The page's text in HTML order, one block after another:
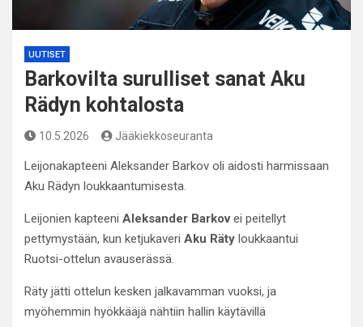
UUTISET
Barkovilta surulliset sanat Aku
Rädyn kohtalosta
10.5.2026 Jääkiekkoseuranta
Leijonakapteeni Aleksander Barkov oli aidosti harmissaan
Aku Rädyn loukkaantumisesta.
Leijonien kapteeni Aleksander Barkovei peitellyt
pettymystään, kun ketjukaveri Aku Räty loukkaantui
Ruotsi-ottelun avauserässä.
Räty jätti ottelun kesken jalkavamman vuoksi, ja
myöhemmin hyökkääjä nähtiin hallin käytävillä